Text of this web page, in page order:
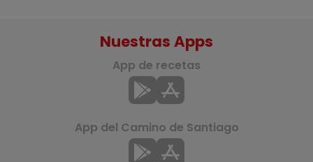
Nuestras Apps
App de recetas
App del Camino de Santiago